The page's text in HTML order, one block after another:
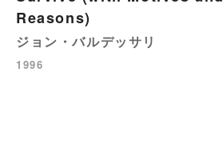
Reasons)
ジョン・バルデッサリ
1996